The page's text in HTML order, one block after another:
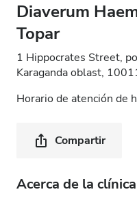
Diaverum
Topar
1 Hippocrates Street,
Karaganda oblast,
Horario de atención de
Compartir
Acerca de la clínica